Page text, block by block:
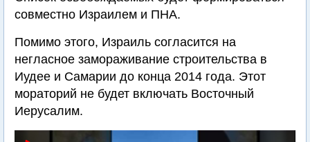
совместно Израилем и ПНА.
Помимо этого, Израиль согласится на
негласное замораживание строительства в
Иудее и Самарии до конца 2014 года. Этот
мораторий не будет включать Восточный
Иерусалим.